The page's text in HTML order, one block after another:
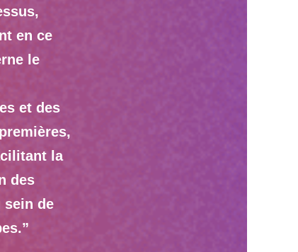
en ce
le
et des
la
des
sein de